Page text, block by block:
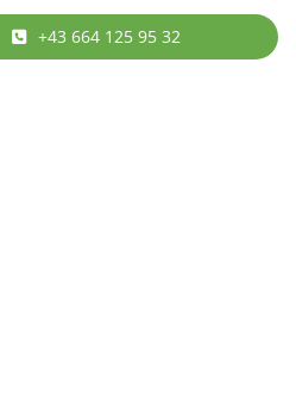
+43 664 125 95 32